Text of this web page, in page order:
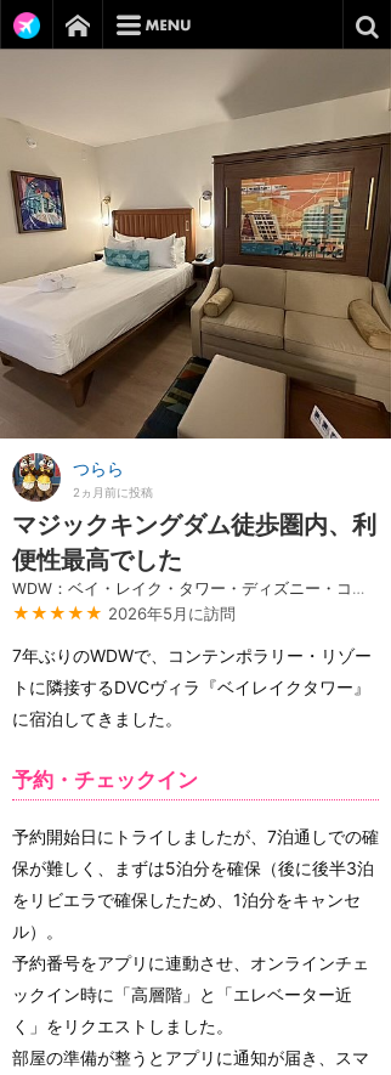
つらら
2ヵ月前に投稿
マジックキングダム徒歩圏内、利
便性最高でした
WDW：ベイ・レイク・タワー・ディズニー・コンテンポラリー・リゾート
★★★★★ 2026年5月に訪問
7年ぶりのWDWで、コンテンポラリー・リゾー
トに隣接するDVCヴィラ『ベイレイクタワー』
に宿泊してきました。
予約・チェックイン
予約開始日にトライしましたが、7泊通しでの確
保が難しく、まずは5泊分を確保（後に後半3泊
をリビエラで確保したため、1泊分をキャンセ
ル）。
予約番号をアプリに連動させ、オンラインチェ
ックイン時に「高層階」と「エレベーター近
く」をリクエストしました。
部屋の準備が整うとアプリに通知が届き、スマ